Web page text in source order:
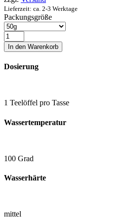
Lieferzeit: ca. 2-3 Werktage
Packungsgröße
Roter
Backapfel
Menge
In den Warenkorb
Dosierung
1 Teelöffel pro Tasse
Wassertemperatur
100 Grad
Wasserhärte
mittel